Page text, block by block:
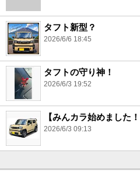
タフト新型？
2026/6/6 18:45
タフトの守り神！
2026/6/3 19:52
【みんカラ始めました
2026/6/3 09:13